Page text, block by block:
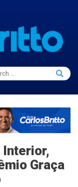
Search
Interior,
Graça